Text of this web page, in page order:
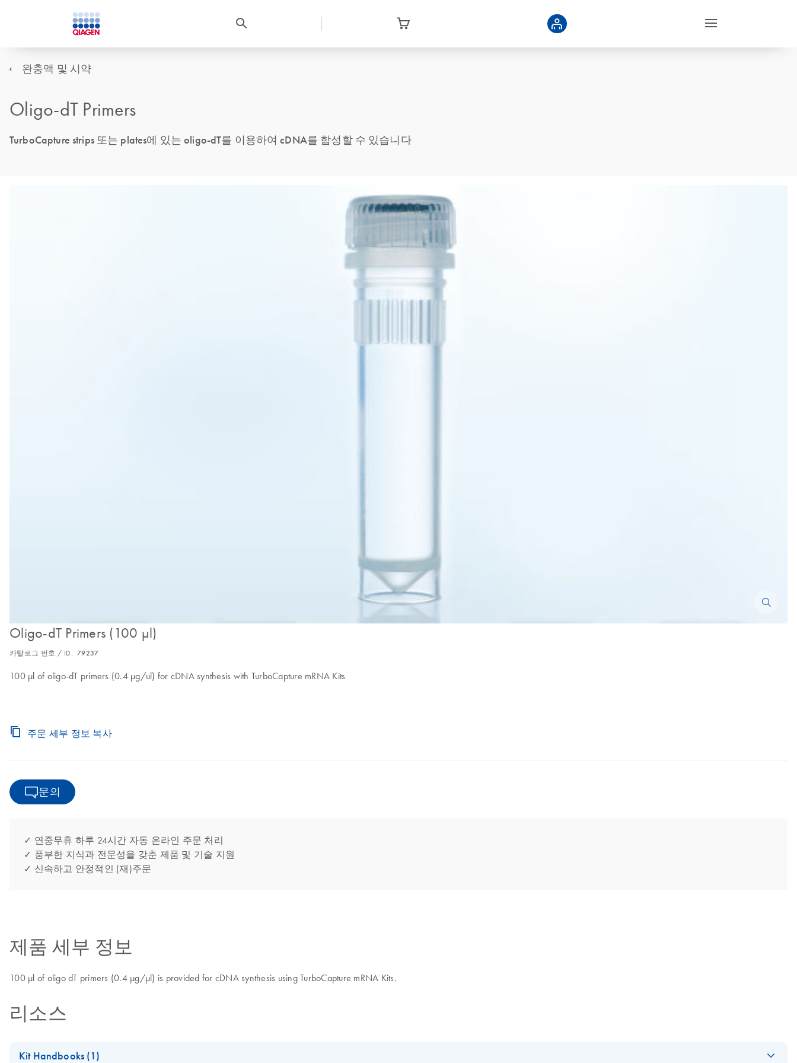
완충액 및 시약
Oligo-dT Primers
TurboCapture strips 또는 plates에 있는 oligo-dT를 이용하여 cDNA를 합성할 수 있습니다
Oligo-dT Primers (100 µl)
카탈로그 번호 / ID. 79237
100 µl of oligo-dT primers (0.4 µg/ul) for cDNA synthesis with TurboCapture mRNA Kits
주문 세부 정보 복사
문의
✓ 연중무휴 하루 24시간 자동 온라인 주문 처리
✓ 풍부한 지식과 전문성을 갖춘 제품 및 기술 지원
✓ 신속하고 안정적인 (재)주문
제품 세부 정보
100 µl of oligo dT primers (0.4 µg/µl) is provided for cDNA synthesis using TurboCapture mRNA Kits.
리소스
Kit Handbooks (1)